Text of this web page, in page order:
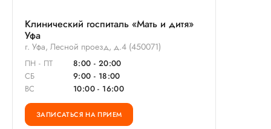
Клинический госпиталь «Мать и дитя»
Уфа
г. Уфа, Лесной проезд, д.4 (450071)
ПН - ПТ
8:00 - 20:00
СБ
9:00 - 18:00
ВС
10:00 - 16:00
ЗАПИСАТЬСЯ НА ПРИЕМ